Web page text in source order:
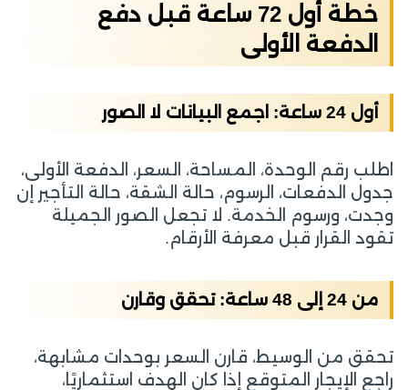
خطة أول 72 ساعة قبل دفع
الدفعة الأولى
أول 24 ساعة: اجمع البيانات لا الصور
اطلب رقم الوحدة، المساحة، السعر، الدفعة الأولى،
جدول الدفعات، الرسوم، حالة الشقة، حالة التأجير إن
وجدت، ورسوم الخدمة. لا تجعل الصور الجميلة
تقود القرار قبل معرفة الأرقام.
من 24 إلى 48 ساعة: تحقق وقارن
تحقق من الوسيط، قارن السعر بوحدات مشابهة،
راجع الإيجار المتوقع إذا كان الهدف استثماريًا،